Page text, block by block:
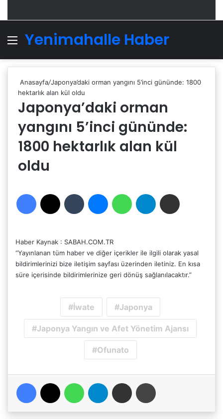
Menü
Yenimahalle Haber
Anasayfa/Japonya’daki orman yangını 5’inci gününde: 1800
hektarlık alan kül oldu
Japonya’daki orman
yangını 5’inci gününde:
1800 hektarlık alan kül
oldu
Facebook Tumblr MessengerWhatsAppTelegram
Haber Kaynak : SABAH.COM.TR
“Yayınlanan tüm haber ve diğer içerikler ile ilgili olarak yasal
bildirimlerinizi bize iletişim sayfası üzerinden iletiniz. En kısa
süre içerisinde bildirimlerinize geri dönüş sağlanılacaktır.”
İwate Japonya
Japonya Yangın ve Afet Yönetim Ajansı
Ofunato
Facebook WhatsAppTelegram Email'den paylaş